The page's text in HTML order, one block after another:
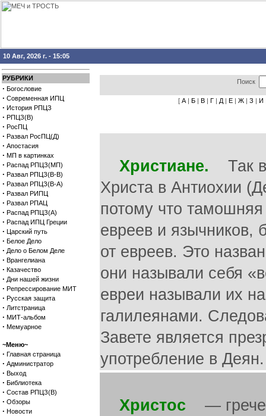
10 Авг, 2026 г. - 15:05
РУБРИКИ
· Богословие
· Современная ИПЦ
· История РПЦЗ
· РПЦЗ(В)
· РосПЦ
· Развал РосПЦ(Д)
· Апостасия
· МП в картинках
· Распад РПЦЗ(МП)
· Развал РПЦЗ(В-В)
· Развал РПЦЗ(В-А)
· Развал РИПЦ
· Развал РПАЦ
· Распад РПЦЗ(А)
· Распад ИПЦ Греции
· Царский путь
· Белое Дело
· Дело о Белом Деле
· Врангелиана
· Казачество
· Дни нашей жизни
· Репрессирование МИТ
· Русская защита
· Литстраница
· МИТ-альбом
· Мемуарное
~Меню~
· Главная страница
· Администратор
· Выход
· Библиотека
· Состав РПЦЗ(В)
· Обзоры
· Новости
Поиск
[ А | Б | В | Г | Д | Е | Ж | З | И
Христиане. Так
Христа в Антиохии
потому что
евреев и язычников,
от евреев. Это
они называли себя
евреи называли их
галилеянами.
Завете является
употребление в
Христос —